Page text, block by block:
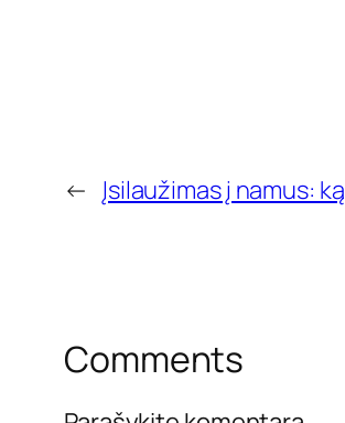
← Įsilaužimas į namus:
Comments